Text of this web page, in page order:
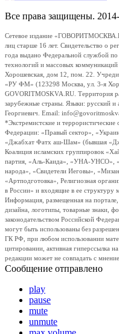
Все права защищены.
Сетевое издание
лиц старше 16 лет. Свидетельство о
года выдано Федеральной службой
технологий и массовых
Хорошевская, дом 12, пом. 22.
«РУ ФМ» (123298 Москва, ул. 3-я
GOVORITMOSKVA.RU. Территория
зарубежные страны. Языки: русский и
Георгиевич. Email:
*Экстремистские и террористические
Федерации: «Правый сектор»,
«Джабхат Фатх аш-Шам» (бывшая
Коалиция исламских группировок
партия, «Аль-Каида», «УНА-УНСО»,
народа», «Свидетели Иеговы»,
«Артподготовка», Религиозная
в России» и входящие в ее структуру
Информация, размещенная на
дизайна, логотипы, товарные знаки,
законодательством Российской
могут быть использованы без
ГК РФ, при любом использовании
цитировании, активная гиперссылка
редакции может не совпадать с
Сообщение отправлено
play
pause
mute
unmute